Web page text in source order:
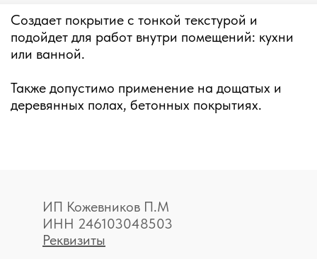
Создает покрытие с тонкой текстурой и
подойдет для работ внутри помещений: кухни
или ванной.
Также допустимо применение на дощатых и
деревянных полах, бетонных покрытиях.
ИП Кожевников П.М
ИНН 246103048503
Реквизиты